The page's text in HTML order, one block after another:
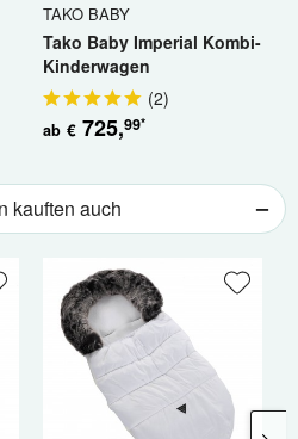
TAKO BABY
Tako Baby Imperial Kombi-
Kinderwagen
(2)
ab € 725,99*
kauften auch